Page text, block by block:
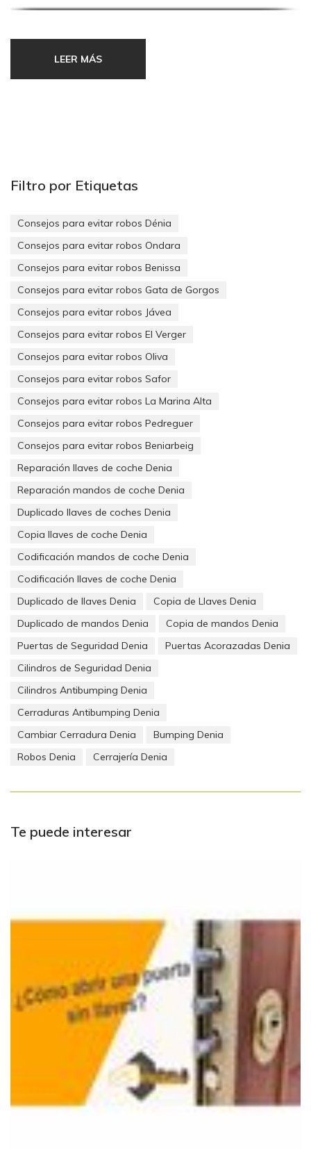
Un sitio donde va a poder ver con antelación y donde le van a
solo vale con que el producto sea bueno, también la
instalación debe serlo.
LEER MÁS
Filtro por Etiquetas
Consejos para evitar robos Dénia
Consejos para evitar robos Ondara
Consejos para evitar robos Benissa
Consejos para evitar robos Gata de Gorgos
Consejos para evitar robos Jávea
Consejos para evitar robos El Verger
Consejos para evitar robos Oliva
Consejos para evitar robos Safor
Consejos para evitar robos La Marina Alta
Consejos para evitar robos Pedreguer
Consejos para evitar robos Beniarbeig
Reparación llaves de coche Denia
Reparación mandos de coche Denia
Duplicado llaves de coches Denia
Copia llaves de coche Denia
Codificación mandos de coche Denia
Codificación llaves de coche Denia
Duplicado de llaves Denia
Copia de Llaves Denia
Duplicado de mandos Denia
Copia de mandos Denia
Puertas de Seguridad Denia
Puertas Acorazadas Denia
Cilindros de Seguridad Denia
Cilindros Antibumping Denia
Cerraduras Antibumping Denia
Cambiar Cerradura Denia
Bumping Denia
Robos Denia
Cerrajería Denia
Te puede interesar